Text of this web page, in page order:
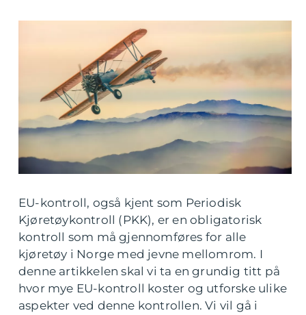
EU-kontroll, også kjent som Periodisk
Kjøretøykontroll (PKK), er en obligatorisk
kontroll som må gjennomføres for alle
kjøretøy i Norge med jevne mellomrom. I
denne artikkelen skal vi ta en grundig titt på
hvor mye EU-kontroll koster og utforske ulike
aspekter ved denne kontrollen. Vi vil gå i